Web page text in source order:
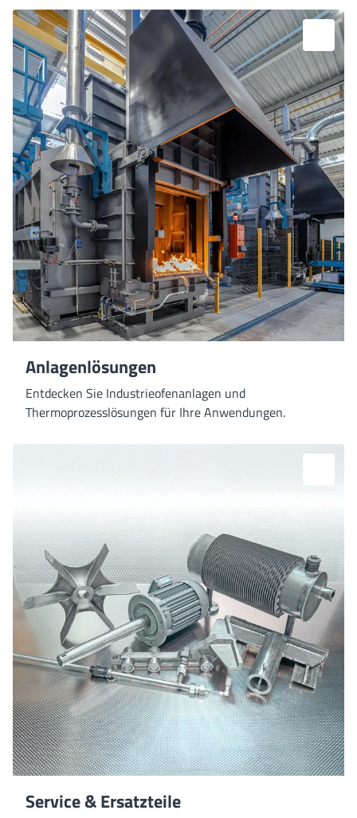
Anlagenlösungen
Entdecken Sie Industrieofenanlagen und
Thermoprozesslösungen für Ihre Anwendungen.
Service & Ersatzteile